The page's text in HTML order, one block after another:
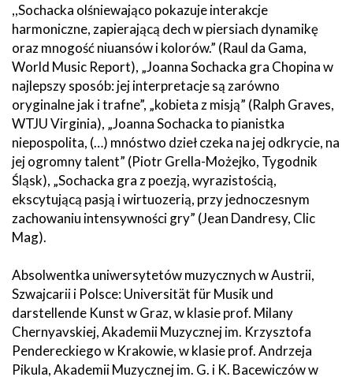
,,Sochacka olśniewająco pokazuje interakcje
harmoniczne, zapierającą dech w piersiach dynamikę
oraz mnogość niuansów i kolorów.” (Raul da Gama,
World Music Report), „Joanna Sochacka gra Chopina w
najlepszy sposób: jej interpretacje są zarówno
oryginalne jak i trafne”, „kobieta z misją” (Ralph Graves,
WTJU Virginia), „Joanna Sochacka to pianistka
niepospolita, (…) mnóstwo dzieł czeka na jej odkrycie, na
jej ogromny talent” (Piotr Grella-Możejko, Tygodnik
Śląsk), „Sochacka gra z poezją, wyrazistością,
ekscytującą pasją i wirtuozerią, przy jednoczesnym
zachowaniu intensywności gry” (Jean Dandresy, Clic
Mag).
Absolwentka uniwersytetów muzycznych w Austrii,
Szwajcarii i Polsce: Universität für Musik und
darstellende Kunst w Graz, w klasie prof. Milany
Chernyavskiej, Akademii Muzycznej im. Krzysztofa
Pendereckiego w Krakowie, w klasie prof. Andrzeja
Pikula, Akademii Muzycznej im. G. i K. Bacewiczów w